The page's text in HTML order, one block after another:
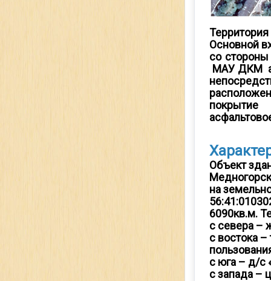
Основной
со
МАУ ДКМ
Объект
на
6090кв.м.
с севера –
с востока –
с юга – д/с
с запада –